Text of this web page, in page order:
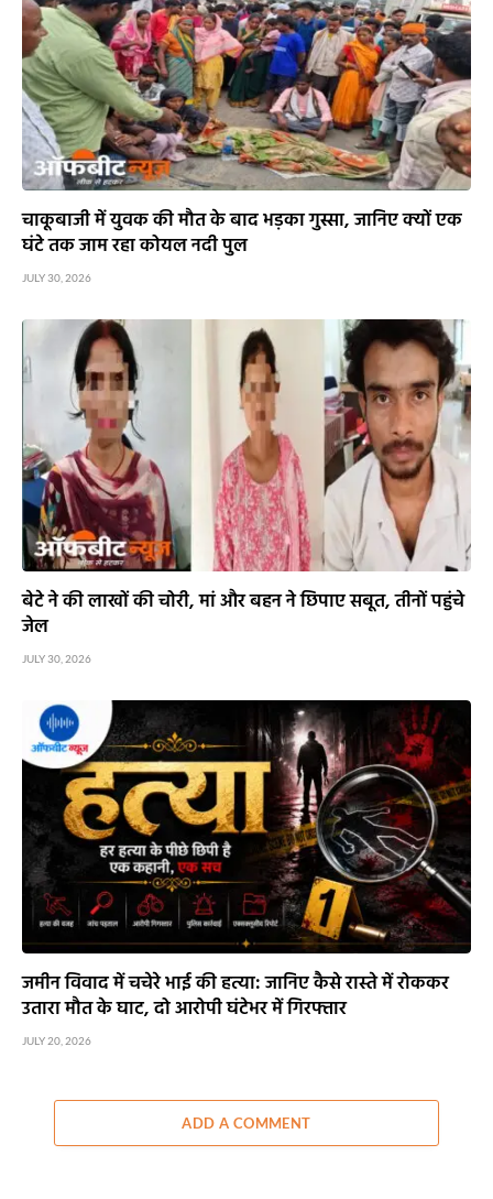
चाकूबाजी में युवक की मौत के बाद भड़का गुस्सा, जानिए क्यों एक
घंटे तक जाम रहा कोयल नदी पुल
JULY 30, 2026
बेटे ने की लाखों की चोरी, मां और बहन ने छिपाए सबूत, तीनों पहुंचे
जेल
JULY 30, 2026
जमीन विवाद में चचेरे भाई की हत्या: जानिए कैसे रास्ते में रोककर
उतारा मौत के घाट, दो आरोपी घंटेभर में गिरफ्तार
JULY 20, 2026
ADD A COMMENT